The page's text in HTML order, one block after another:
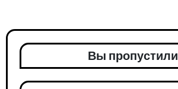
Вы пропустили